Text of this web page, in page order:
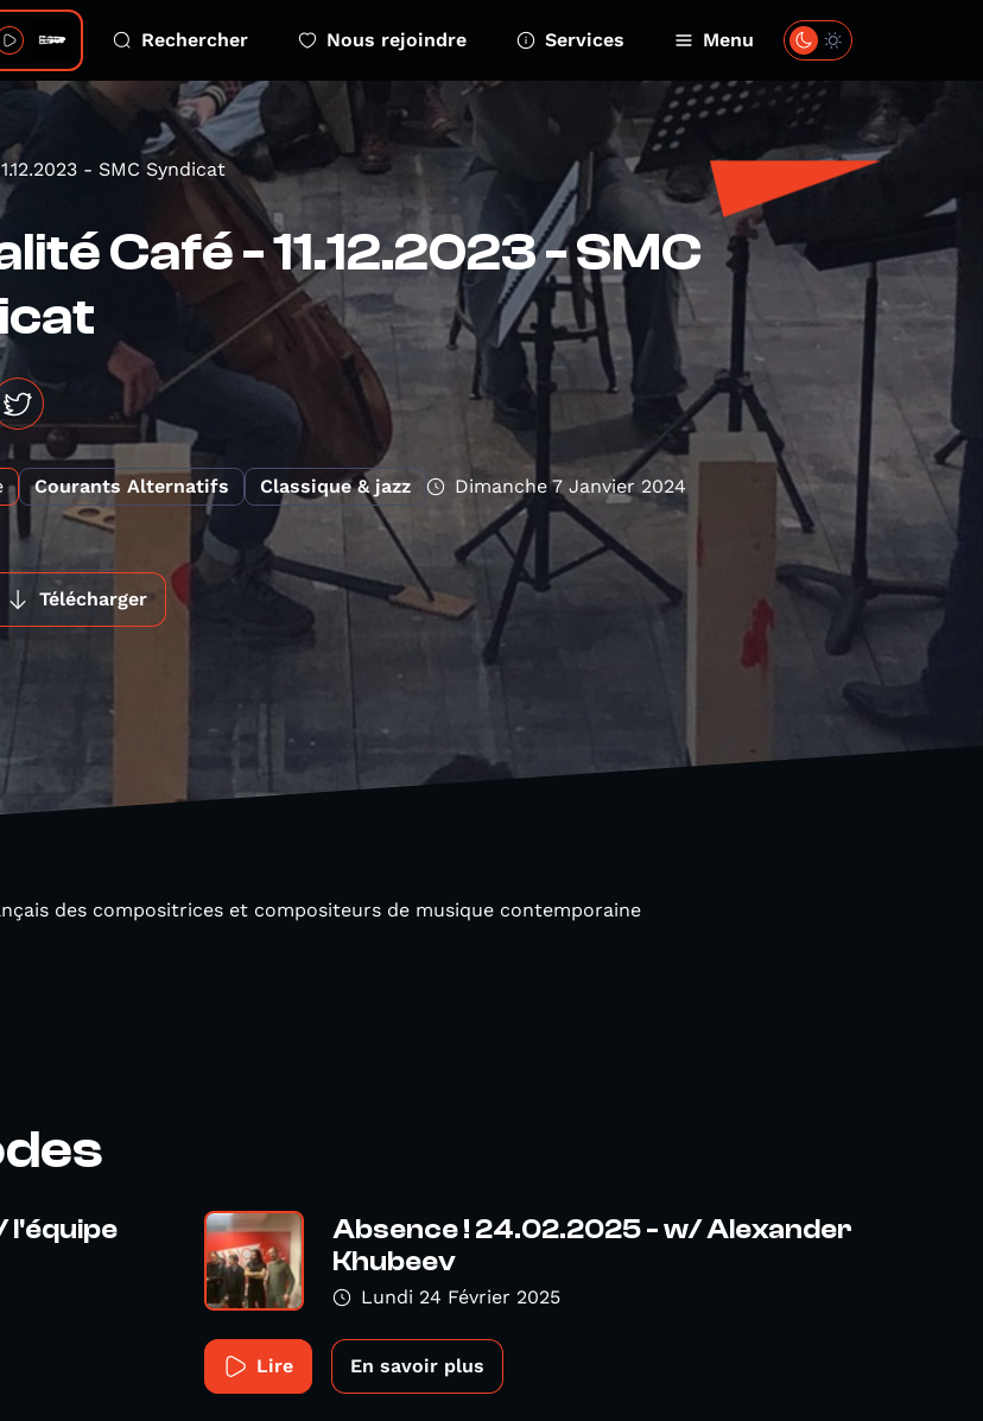
Rechercher Nous rejoindre Services Menu
- SMC Syndicat
Café - 11.12.2023 - SMC
Courants Alternatifs Classique & jazz Dimanche 7 Janvier 2024
Télécharger
des compositrices et compositeurs de musique contemporaine
l'équipe
Absence ! 24.02.2025 - w/ Alexander
Khubeev
Lundi 24 Février 2025
Lire En savoir plus